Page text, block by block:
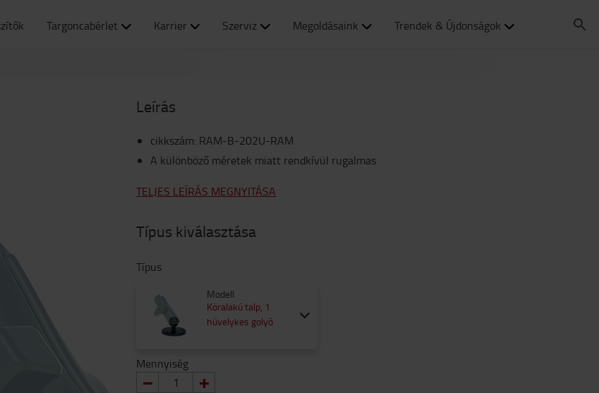
Targoncabérlet Karrier Szerviz Megoldásaink Trendek & Újdonságok
Leírás
cikkszám: RAM-B-202U-RAM
A különböző méretek miatt rendkívül rugalmas
TELJES LEÍRÁS MEGNYITÁSA
Típus kiválasztása
Típus
Modell
Köralakú talp, 1
hüvelykes golyó
Mennyiség